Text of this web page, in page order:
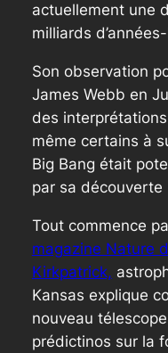
actuellement une
milliards
Son observation
James Webb en
des
même certains à
Big Bang était
par sa découverte
Tout commence
magazine Nature
Kirkpatrick,
Kansas explique
nouveau
prédictinos sur la